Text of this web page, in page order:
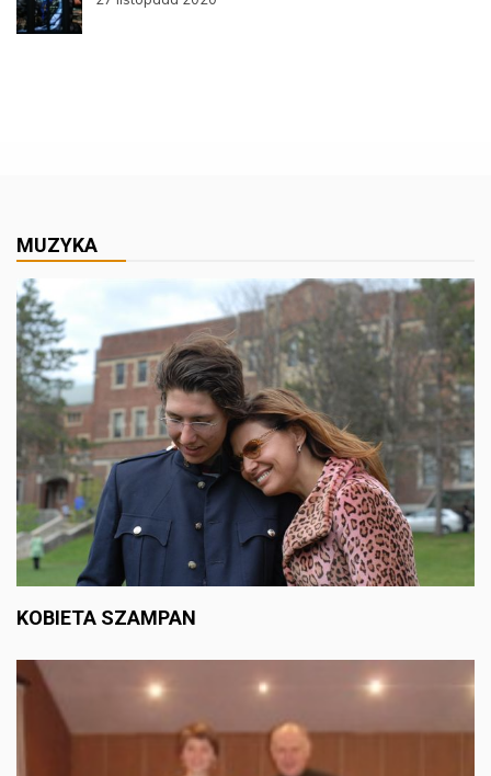
MUZYKA
KOBIETA SZAMPAN